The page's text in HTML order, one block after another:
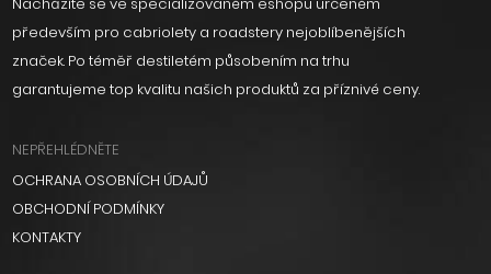
především pro cabriolety a roadstery nejoblíbenějších
značek. Po téměř destiletém působením na trhu
garantujeme top kvalitu našich produktů za příznivé ceny.
NEPŘEHLÉDNĚTE
OCHRANA OSOBNÍCH ÚDAJŮ
OBCHODNÍ PODMÍNKY
KONTAKTY